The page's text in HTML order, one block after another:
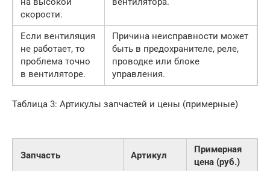
скорости.
Если вентиляция
не работает, то
проблема точно
в вентиляторе.
Причина неисправности может
быть в предохранителе, реле,
проводке или блоке
управления.
Таблица 3: Артикулы запчастей и цены (примерные)
Запчасть Артикул
Примерная
цена (руб.)